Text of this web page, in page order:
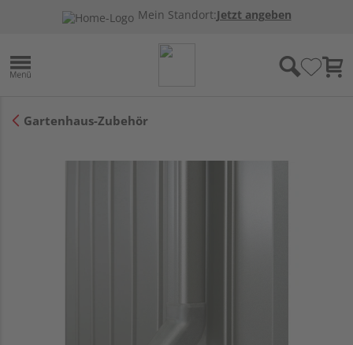
Mein Standort:Jetzt angeben
Gartenhaus-Zubehör